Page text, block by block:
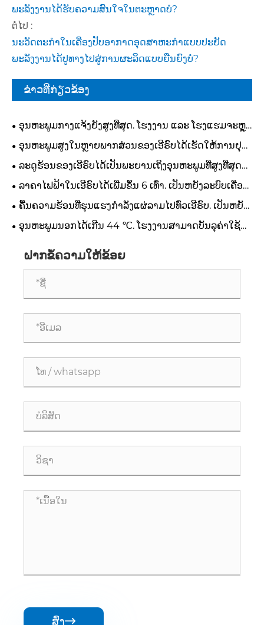
ພະລັງງານໄດ້ຮັບຄວາມສົນໃຈໃນຕະຫຼາດບໍ?
ຕໍ່ໄປ :
ນະວັດຕະກໍາໃນເຄື່ອງປັບອາກາດອຸດສາຫະກໍາແບບປະຢັດ
ພະລັງງານໄດ້ປູທາງໄປສູ່ການຜະລິດແບບຍືນຍົງບໍ?
ຂ່າວທີ່ກ່ຽວຂ້ອງ
ອຸນຫະພູມກາງແຈ້ງຍັງສູງທີ່ສຸດ. ໂຮງງານ ແລະ ໂຮງແຮມຈະຫຼຸດ
ຄວາມຮ້ອນໄດ້ໄວແນວໃດ?
ອຸນ​ຫະ​ພູມ​ສູງ​ໃນ​ຫຼາຍ​ພາກ​ສ່ວນ​ຂອງ​ເອີ​ຣົບ​ໄດ້​ເຮັດ​ໃຫ້​ການ​ຢຸດ​
ເຊົາ​ການ​ເຮັດ​ວຽກ. ພວກເຮົາສາມາດສ້າງສະພາບແວດລ້ອມການ
ຜະລິດທີ່ສະດວກສະບາຍແລະຫມັ້ນຄົງໄດ້ແນວໃດ?
ລະດູຮ້ອນຂອງເອີຣົບໄດ້ເປັນພະຍານເຖິງອຸນຫະພູມທີ່ສູງທີ່ສຸດ
ຢ່າງຕໍ່ເນື່ອງ. ອຸນຫະພູມສາມາດຄວບຄຸມໃນກອງປະຊຸມການ
ລາຄາໄຟຟ້າໃນເອີຣົບໄດ້ເພີ່ມຂຶ້ນ 6 ເທົ່າ. ເປັນຫຍັງລະບົບເຄື່ອງ
ເຮັດຄວາມເຢັນແບບດັ້ງເດີມຈຶ່ງໄດ້ຮັບຜົນກໍາໄລຈາກໂຮງງານ?
ຄື້ນຄວາມຮ້ອນທີ່ຮຸນແຮງກຳລັງແຜ່ລາມໄປທົ່ວເອີຣົບ. ເປັນຫຍັງ
ລາຄາໄຟຟ້າຈຶ່ງຂຶ້ນສູງຫຼາຍເທົ່າ?
ອຸນ​ຫະ​ພູມ​ນອກ​ໄດ້​ເກີນ 44 ℃​. ໂຮງງານສາມາດບັນລຸຄ່າໃຊ້
ໃດ?ຝາກຂໍ້ຄວາມໃຫ້ຂ້ອຍ
ສົ່ງ